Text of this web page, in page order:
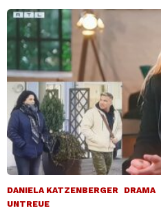
DANIELA KATZENBERGER DRAMA
UNTREUE